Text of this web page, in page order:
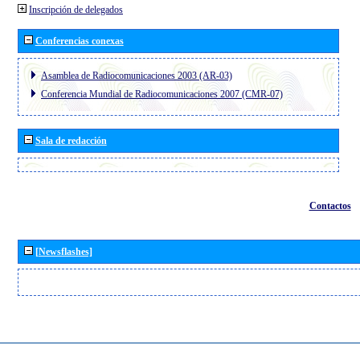
Inscripción de delegados
Conferencias conexas
Asamblea de Radiocomunicaciones 2003 (AR-03)
Conferencia Mundial de Radiocomunicaciones 2007 (CMR-07)
Sala de redacción
Contactos
[Newsflashes]